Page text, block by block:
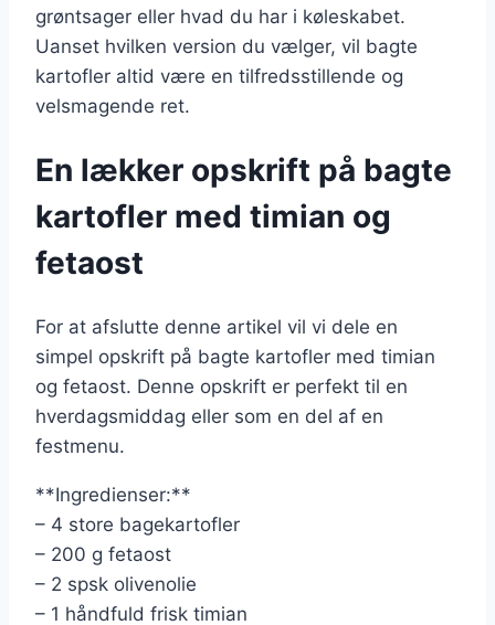
grøntsager eller hvad du har i køleskabet.
Uanset hvilken version du vælger, vil bagte
kartofler altid være en tilfredsstillende og
velsmagende ret.
En lækker opskrift på bagte
kartofler med timian og
fetaost
For at afslutte denne artikel vil vi dele en
simpel opskrift på bagte kartofler med timian
og fetaost. Denne opskrift er perfekt til en
hverdagsmiddag eller som en del af en
festmenu.
**Ingredienser:**
– 4 store bagekartofler
– 200 g fetaost
– 2 spsk olivenolie
– 1 håndfuld frisk timian